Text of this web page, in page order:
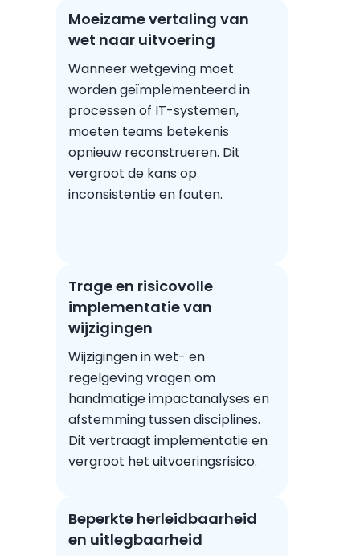
Moeizame vertaling van
wet naar uitvoering
Wanneer wetgeving moet
worden geïmplementeerd in
processen of IT-systemen,
moeten teams betekenis
opnieuw reconstrueren. Dit
vergroot de kans op
inconsistentie en fouten.
Trage en risicovolle
implementatie van
wijzigingen
Wijzigingen in wet- en
regelgeving vragen om
handmatige impactanalyses en
afstemming tussen disciplines.
Dit vertraagt implementatie en
vergroot het uitvoeringsrisico.
Beperkte herleidbaarheid
en uitlegbaarheid